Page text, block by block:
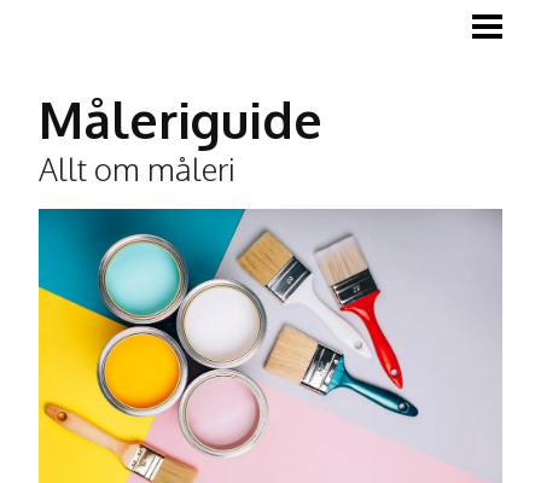
MÅLA LISTER
TAPETSERA
Måleriguide
Allt om måleri